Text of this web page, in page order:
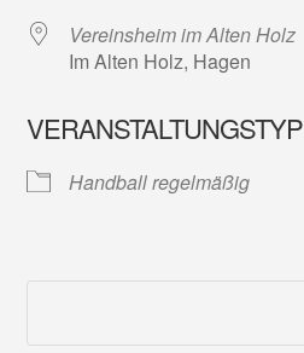
Vereinsheim im Alten Holz
Im Alten Holz, Hagen
VERANSTALTUNGSTYP
Handball regelmäßig